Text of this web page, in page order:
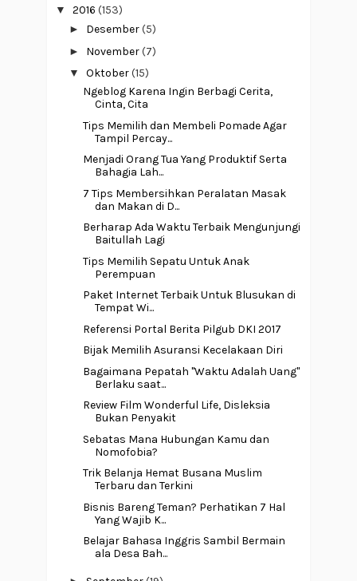
▼ 2016 (153)
► Desember(5)
► November(7)
▼ Oktober(15)
Ngeblog Karena Ingin Berbagi Cerita,
Cinta, Cita
Tips Memilih dan Membeli Pomade Agar
Tampil Percay...
Menjadi Orang Tua Yang Produktif Serta
Bahagia Lah...
7 Tips Membersihkan Peralatan Masak
dan Makan di D...
Berharap Ada Waktu Terbaik Mengunjungi
Baitullah Lagi
Tips Memilih Sepatu Untuk Anak
Perempuan
Paket Internet Terbaik Untuk Blusukan di
Tempat Wi...
Referensi Portal Berita Pilgub DKI 2017
Bijak Memilih Asuransi Kecelakaan Diri
Bagaimana Pepatah "Waktu Adalah Uang"
Berlaku saat...
Review Film Wonderful Life, Disleksia
Bukan Penyakit
Sebatas Mana Hubungan Kamu dan
Nomofobia?
Trik Belanja Hemat Busana Muslim
Terbaru dan Terkini
Bisnis Bareng Teman? Perhatikan 7 Hal
Yang Wajib K...
Belajar Bahasa Inggris Sambil Bermain
ala Desa Bah...